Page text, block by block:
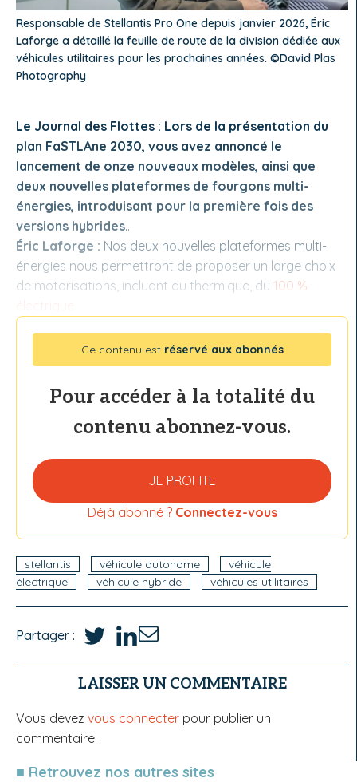
Responsable de Stellantis Pro One depuis janvier 2026, Éric
Laforge a détaillé la feuille de route de la division dédiée aux
véhicules utilitaires pour les prochaines années. ©David Plas
Photography
Le Journal des Flottes : Lors de la présentation du
plan FaSTLAne 2030, vous avez annoncé le
lancement de onze nouveaux modèles, ainsi que
deux nouvelles plateformes de fourgons multi-
énergies, introduisant pour la première fois des
versions hybrides…
Éric Laforge : Nos deux nouvelles plateformes multi-
énergies nous permettront de proposer un large choix
de motorisations, incluant du thermique, du 100 %
Ce contenu est réservé aux abonnés
Pour accéder à la totalité du
contenu abonnez-vous.
JE PROFITE
Déjà abonné ? Connectez-vous
stellantis véhicule autonome
véhicule
électrique
véhicule hybride véhicules utilitaires
Partager :
LAISSER UN COMMENTAIRE
Vous devez vous connecter pour publier un
commentaire.
■ Retrouvez nos autres sites